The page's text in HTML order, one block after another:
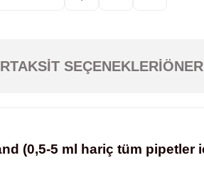
TAKSIT SEÇENEKLERI
(0,5-5 ml hariç tüm pipetler